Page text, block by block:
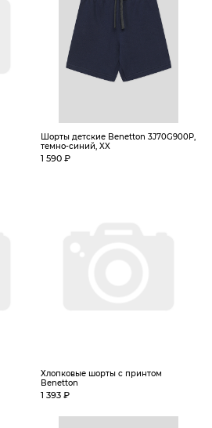
Шорты детские Benetton 3J70G900P,
темно-синий, XX
1 590 ₽
Хлопковые шорты с принтом
Benetton
1 393 ₽